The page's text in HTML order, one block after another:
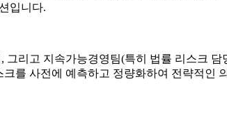
입니다.
리고 지속가능경영팀(특히 법률 리스크
를 사전에 예측하고 정량화하여 전략적